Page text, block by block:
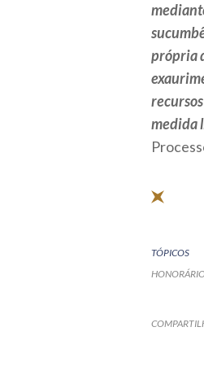
própria
medida
TÓPICOS